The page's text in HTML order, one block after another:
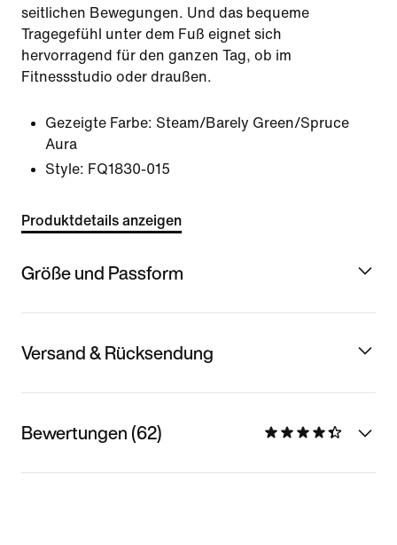
seitlichen Bewegungen. Und das bequeme
Tragegefühl unter dem Fuß eignet sich
hervorragend für den ganzen Tag, ob im
Fitnessstudio oder draußen.
Gezeigte Farbe: Steam/Barely Green/Spruce
Aura
Style: FQ1830-015
Produktdetails anzeigen
Größe und Passform
Versand & Rücksendung
Bewertungen (62)